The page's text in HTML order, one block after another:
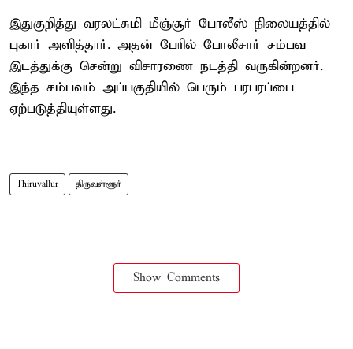
இதுகுறித்து வரலட்சுமி மீஞ்சூர் போலீஸ் நிலையத்தில்
புகார் அளித்தார். அதன் பேரில் போலீசார் சம்பவ
இடத்துக்கு சென்று விசாரணை நடத்தி வருகின்றனர்.
இந்த சம்பவம் அப்பகுதியில் பெரும் பரபரப்பை
ஏற்படுத்தியுள்ளது.
Thiruvallur திருவள்ளூர்
Show Comments